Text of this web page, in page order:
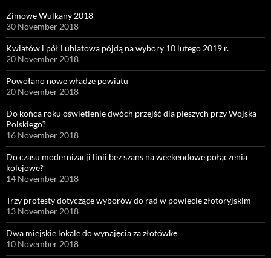
Zimowe Wulkany 2018
30 November 2018
Kwiatów i pół Lubiatowa pójdą na wybory 10 lutego 2019 r.
20 November 2018
Powołano nowe władze powiatu
20 November 2018
Do końca roku oświetlenie dwóch przejść dla pieszych przy Wojska
Polskiego?
16 November 2018
Do czasu modernizacji linii bez szans na weekendowe połączenia
kolejowe?
14 November 2018
Trzy protesty dotyczące wyborów do rad w powiecie złotoryjskim
13 November 2018
Dwa miejskie lokale do wynajęcia za złotówkę
10 November 2018